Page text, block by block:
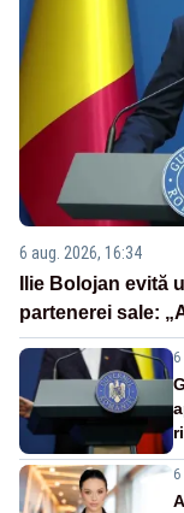
6 aug. 2026, 16:34
Ilie Bolojan evită
partenerei sale:
6
6